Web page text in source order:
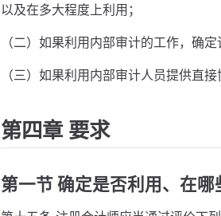
以及在多大程度上利用；
（二）如果利用内部审计的工作，确
（三）如果利用内部审计人员提供直
第四章 要求
第一节 确定是否利用、在